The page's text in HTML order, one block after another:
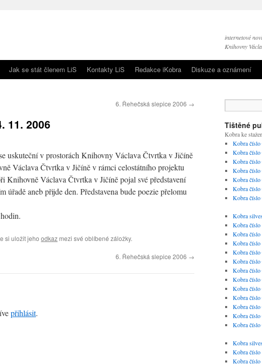
internetové
Knihovny
Jak se stát členem LiS Kontakty LiS Redakce iKobra Diskuze a oznámení
6. Řehečská slepice 2006 →
11. 2006
uskuteční v prostorách Knihovny Václava Čtvrtka v Jičíně
Václava Čtvrtka v Jičíně v rámci celostátního projektu
Knihovně Václava Čtvrtka v Jičíně pojal své představení
úřadě aneb přijde den. Představena bude poezie přelomu
si uložit jeho odkaz mezi své oblíbené záložky.
6. Řehečská slepice 2006 →
přihlásit.
Tištěné
Kobra ke
Kobra číslo
Kobra číslo
Kobra číslo
Kobra číslo
Kobra číslo
Kobra číslo
Kobra číslo
Kobra
Kobra číslo
Kobra číslo
Kobra číslo
Kobra číslo
Kobra číslo
Kobra číslo
Kobra číslo
Kobra číslo
Kobra číslo
Kobra číslo
Kobra číslo
Kobra číslo
Kobra
Kobra číslo
Kobra číslo